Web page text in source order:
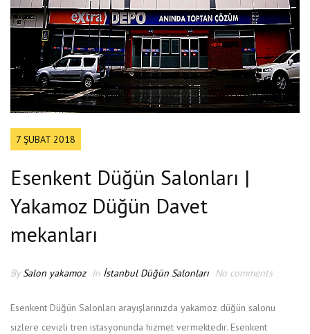
7 ŞUBAT 2018
Esenkent Düğün Salonları |
Yakamoz Düğün Davet
mekanları
BySalon yakamoz In İstanbul Düğün Salonları No comments
Esenkent Düğün Salonları arayışlarınızda yakamoz düğün salonu
sizlere cevizli tren istasyonunda hizmet vermektedir. Esenkent